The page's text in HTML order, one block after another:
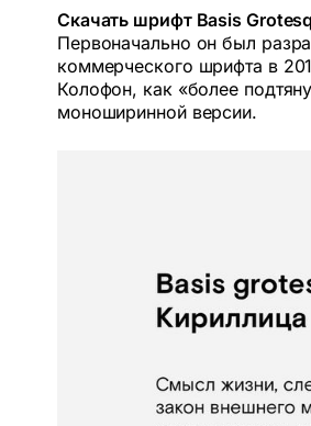
Скачать шрифт Basis
Первоначально он был
коммерческого шрифта в
Колофон, как «более
моноширинной версии.